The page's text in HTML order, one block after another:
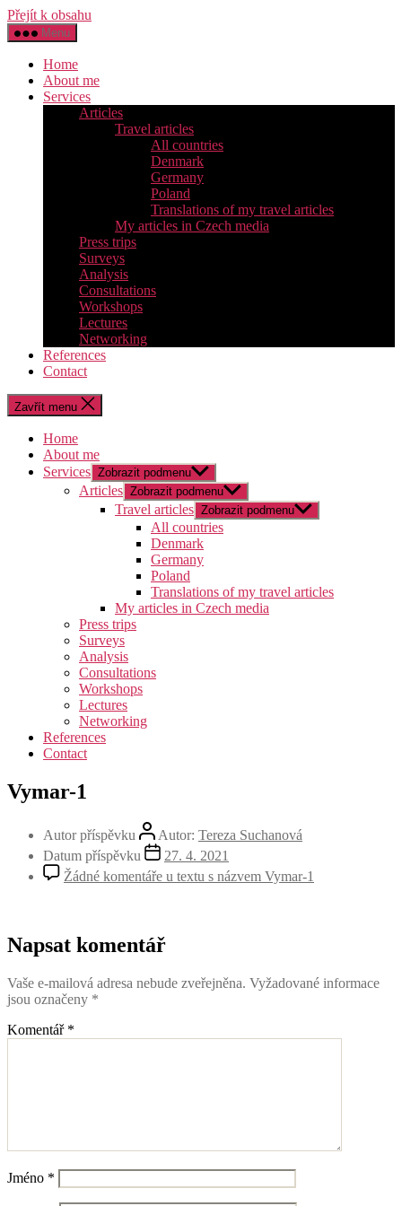
Přejít k obsahu
Menu
Home
About me
Services
Articles
Travel articles
All countries
Denmark
Germany
Poland
Translations of my travel articles
My articles in Czech media
Press trips
Surveys
Analysis
Consultations
Workshops
Lectures
Networking
References
Contact
Zavřít menu
Home
About me
Services Zobrazit podmenu
Articles Zobrazit podmenu
Travel articles Zobrazit podmenu
All countries
Denmark
Germany
Poland
Translations of my travel articles
My articles in Czech media
Press trips
Surveys
Analysis
Consultations
Workshops
Lectures
Networking
References
Contact
Vymar-1
Autor příspěvku Autor: Tereza Suchanová
Datum příspěvku
27. 4. 2021
Žádné komentáře u textu s názvem Vymar-1
Napsat komentář
Vaše e-mailová adresa nebude zveřejněna. Vyžadované informace
jsou označeny *
Komentář *
Jméno *